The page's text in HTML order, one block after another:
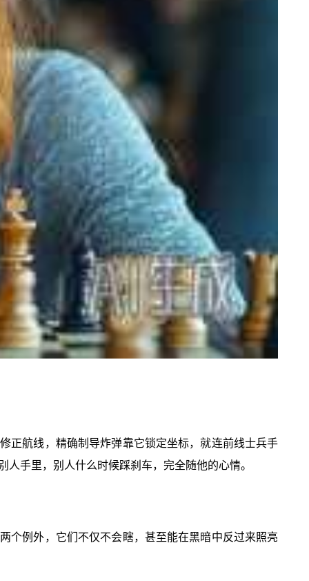
正航线，精确制导炸弹靠它锁定坐标，就连前线士兵手
手里，别人什么时候踩刹车，完全随他的心情。
个例外，它们不仅不会瞎，甚至能在黑暗中反过来照亮